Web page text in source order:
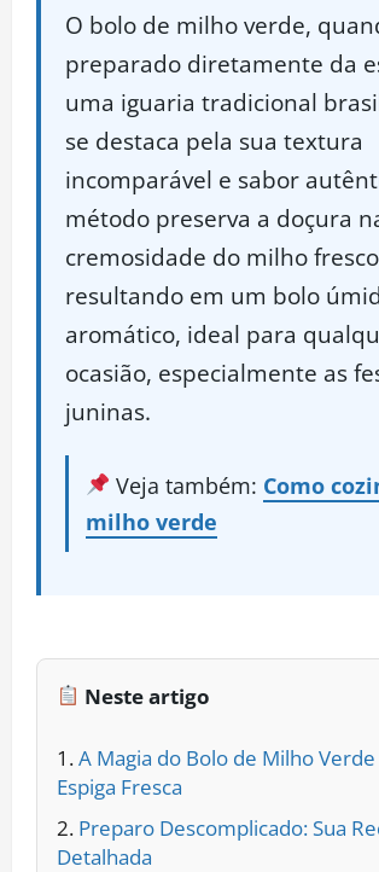
O bolo de milho verde,
preparado diretamente da
uma iguaria tradicional
se destaca pela sua textura
incomparável e sabor
método preserva a doçura
cremosidade do milho
resultando em um bolo
aromático, ideal para
ocasião, especialmente as
juninas.
Veja também: Como
milho verde​
Neste artigo
A Magia do Bolo de Milho
Espiga Fresca
Preparo Descomplicado: Sua
Detalhada